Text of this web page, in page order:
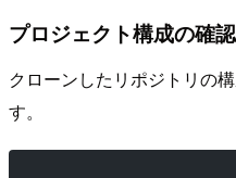
プロジェクト構成の確認
クローンしたリポジトリの
す。